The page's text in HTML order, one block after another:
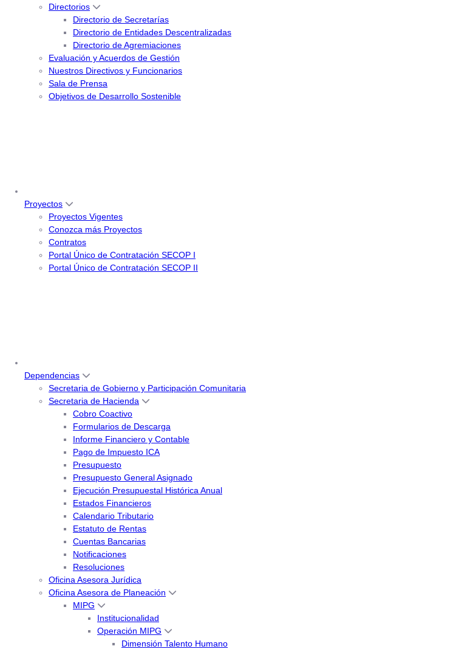
Directorios
Directorio de Secretarías
Directorio de Entidades Descentralizadas
Directorio de Agremiaciones
Evaluación y Acuerdos de Gestión
Nuestros Directivos y Funcionarios
Sala de Prensa
Objetivos de Desarrollo Sostenible
Proyectos
Proyectos Vigentes
Conozca más Proyectos
Contratos
Portal Único de Contratación SECOP I
Portal Único de Contratación SECOP II
Dependencias
Secretaria de Gobierno y Participación Comunitaria
Secretaria de Hacienda
Cobro Coactivo
Formularios de Descarga
Informe Financiero y Contable
Pago de Impuesto ICA
Presupuesto
Presupuesto General Asignado
Ejecución Presupuestal Histórica Anual
Estados Financieros
Calendario Tributario
Estatuto de Rentas
Cuentas Bancarias
Notificaciones
Resoluciones
Oficina Asesora Jurídica
Oficina Asesora de Planeación
MIPG
Institucionalidad
Operación MIPG
Dimensión Talento Humano